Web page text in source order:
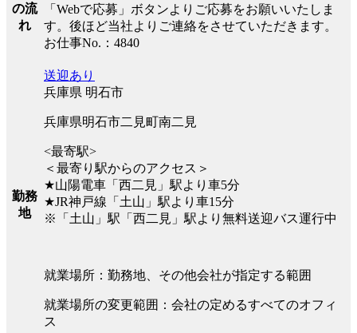
の流
れ
「Webで応募」ボタンよりご応募をお願いいたしま
す。後ほど当社よりご連絡をさせていただきます。
お仕事No.：4840
勤務
地
送迎あり
兵庫県 明石市
兵庫県明石市二見町南二見
<最寄駅>
＜最寄り駅からのアクセス＞
★山陽電車「西二見」駅より車5分
★JR神戸線「土山」駅より車15分
※「土山」駅「西二見」駅より無料送迎バス運行中
就業場所：勤務地、その他会社が指定する範囲
就業場所の変更範囲：会社の定めるすべてのオフィ
ス